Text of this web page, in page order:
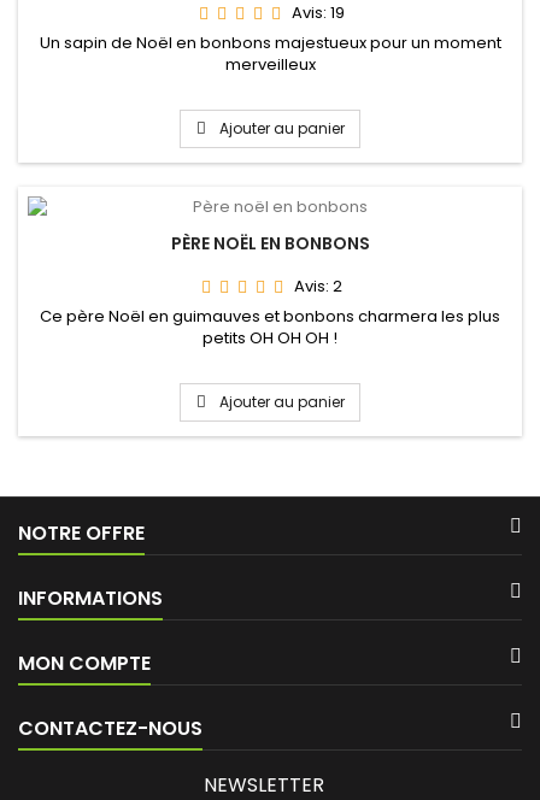
Avis: 19
Un sapin de Noël en bonbons majestueux pour un moment
merveilleux
Ajouter au panier
PÈRE NOËL EN BONBONS
Avis: 2
Ce père Noël en guimauves et bonbons charmera les plus
petits OH OH OH !
Ajouter au panier
NOTRE OFFRE
INFORMATIONS
MON COMPTE
CONTACTEZ-NOUS
NEWSLETTER